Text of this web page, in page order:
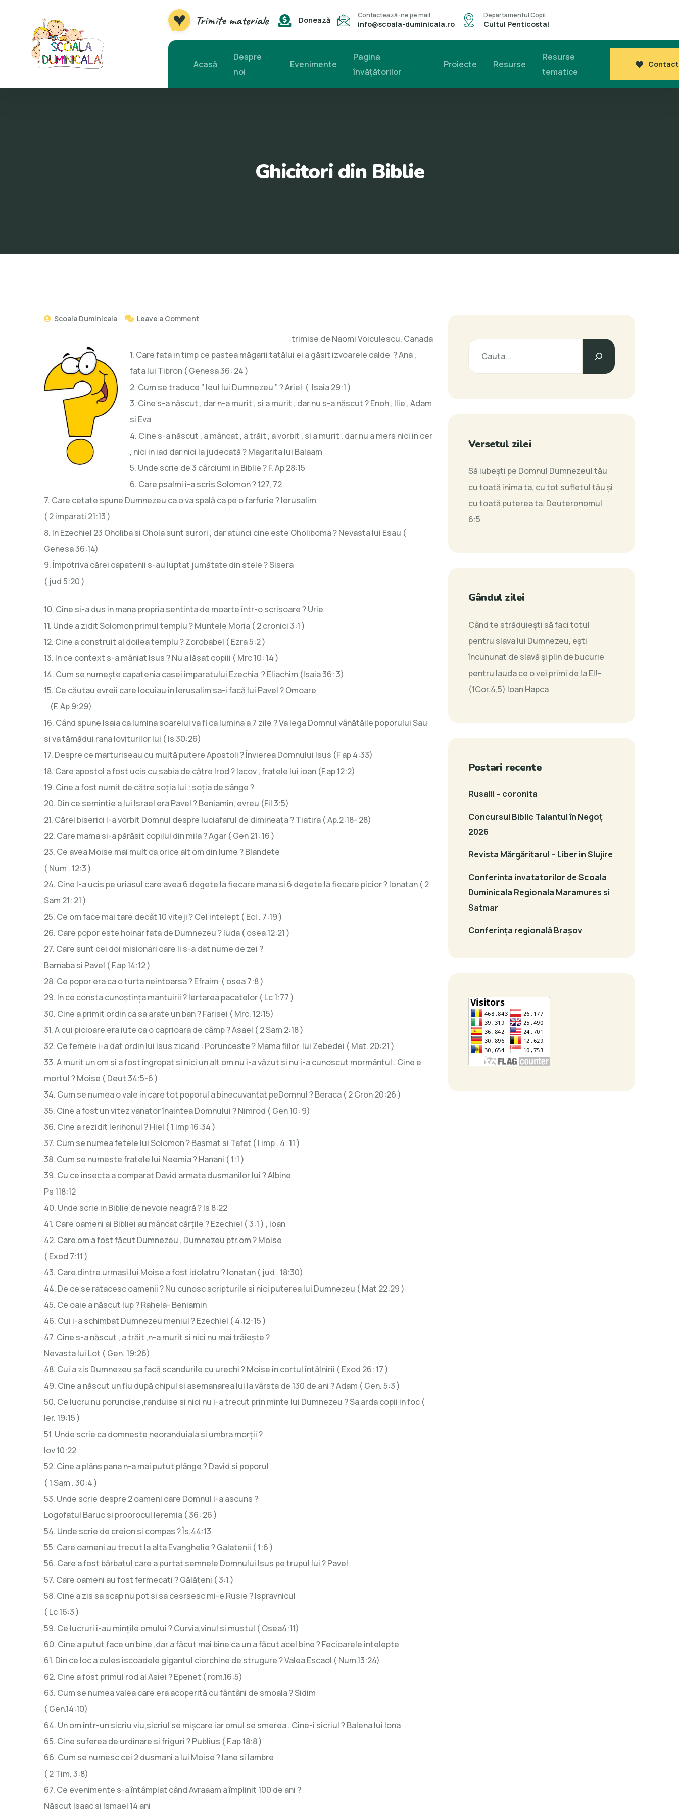
Trimite materiale Donează
Contactează-ne pe mail
info@scoala-duminicala.ro
Departamentul Copii
Cultul Penticostal
Acasă
Despre
noi
Evenimente
Pagina
învăţătorilor
Proiecte Resurse
Resurse
tematice
Contact
Ghicitori din Biblie
Scoala Duminicala Leave a Comment
trimise de Naomi Voiculescu, Canada
1. Care fata in timp ce pastea măgarii tatălui ei a găsit izvoarele calde ? Ana ,
fata lui Tibron ( Genesa 36: 24 )
2. Cum se traduce ” leul lui Dumnezeu ” ? Ariel ( Isaia 29:1 )
3. Cine s-a născut , dar n-a murit , si a murit , dar nu s-a născut ? Enoh , Ilie , Adam
si Eva
4. Cine s-a născut , a mâncat , a trăit , a vorbit , si a murit , dar nu a mers nici in cer
, nici in iad dar nici la judecată ? Magarita lui Balaam
5. Unde scrie de 3 cârciumi in Biblie ? F. Ap 28:15
6. Care psalmi i-a scris Solomon ? 127, 72
7. Care cetate spune Dumnezeu ca o va spală ca pe o farfurie ? Ierusalim
( 2 imparati 21:13 )
8. In Ezechiel 23 Oholiba si Ohola sunt surori , dar atunci cine este Oholiboma ? Nevasta lui Esau (
Genesa 36:14)
9. Împotriva cărei capatenii s-au luptat jumătate din stele ? Sisera
( jud 5:20 )
10. Cine si-a dus in mana propria sentinta de moarte într-o scrisoare ? Urie
11. Unde a zidit Solomon primul templu ? Muntele Moria ( 2 cronici 3:1 )
12. Cine a construit al doilea templu ? Zorobabel ( Ezra 5:2 )
13. In ce context s-a mâniat Isus ? Nu a lăsat copiii ( Mrc 10: 14 )
14. Cum se numește capatenia casei imparatului Ezechia ? Eliachim (Isaia 36: 3)
15. Ce căutau evreii care locuiau in Ierusalim sa-i facă lui Pavel ? Omoare
(F. Ap 9:29)
16. Când spune Isaia ca lumina soarelui va fi ca lumina a 7 zile ? Va lega Domnul vânătăile poporului Sau
si va tămădui rana loviturilor lui ( Is 30:26)
17. Despre ce marturiseau cu multă putere Apostoli ? Învierea Domnului Isus (F ap 4:33)
18. Care apostol a fost ucis cu sabia de către Irod ? Iacov , fratele lui ioan (F.ap 12:2)
19. Cine a fost numit de către soția lui : soția de sânge ?
20. Din ce semintie a lui Israel era Pavel ? Beniamin, evreu (Fil 3:5)
21. Cărei biserici i-a vorbit Domnul despre luciafarul de dimineața ? Tiatira ( Ap.2:18- 28)
22. Care mama si-a părăsit copilul din mila ? Agar ( Gen 21: 16 )
23. Ce avea Moise mai mult ca orice alt om din lume ? Blandete
( Num . 12:3 )
24. Cine l-a ucis pe uriasul care avea 6 degete la fiecare mana si 6 degete la fiecare picior ? Ionatan ( 2
Sam 21: 21 )
25. Ce om face mai tare decât 10 viteji ? Cel intelept ( Ecl . 7:19 )
26. Care popor este hoinar fata de Dumnezeu ? Iuda ( osea 12:21 )
27. Care sunt cei doi misionari care li s-a dat nume de zei ?
Barnaba si Pavel ( F.ap 14:12 )
28. Ce popor era ca o turta neintoarsa ? Efraim ( osea 7:8 )
29. In ce consta cunoștința mantuirii ? Iertarea pacatelor ( Lc 1:77 )
30. Cine a primit ordin ca sa arate un ban ? Farisei ( Mrc. 12:15)
31. A cui picioare era iute ca o caprioara de câmp ? Asael ( 2 Sam 2:18 )
32. Ce femeie i-a dat ordin lui Isus zicand : Porunceste ? Mama fiilor lui Zebedei ( Mat. 20:21 )
33. A murit un om si a fost îngropat si nici un alt om nu i-a văzut si nu i-a cunoscut mormântul . Cine e
mortul ? Moise ( Deut 34:5-6 )
34. Cum se numea o vale in care tot poporul a binecuvantat peDomnul ? Beraca ( 2 Cron 20:26 )
35. Cine a fost un vitez vanator înaintea Domnului ? Nimrod ( Gen 10: 9)
36. Cine a rezidit Ierihonul ? Hiel ( 1 imp 16:34 )
37. Cum se numea fetele lui Solomon ? Basmat si Tafat ( I imp . 4: 11 )
38. Cum se numeste fratele lui Neemia ? Hanani ( 1:1 )
39. Cu ce insecta a comparat David armata dusmanilor lui ? Albine
Ps 118:12
40. Unde scrie in Biblie de nevoie neagră ? Is 8:22
41. Care oameni ai Bibliei au mâncat cărțile ? Ezechiel ( 3:1 ) , Ioan
42. Care om a fost făcut Dumnezeu , Dumnezeu ptr.om ? Moise
( Exod 7:11 )
43. Care dintre urmasi lui Moise a fost idolatru ? Ionatan ( jud . 18:30)
44. De ce se ratacesc oamenii ? Nu cunosc scripturile si nici puterea lui Dumnezeu ( Mat 22:29 )
45. Ce oaie a născut lup ? Rahela- Beniamin
46. Cui i-a schimbat Dumnezeu meniul ? Ezechiel ( 4:12-15 )
47. Cine s-a născut , a trăit ,n-a murit si nici nu mai trăiește ?
Nevasta lui Lot ( Gen. 19:26)
48. Cui a zis Dumnezeu sa facă scandurile cu urechi ? Moise in cortul întâlnirii ( Exod 26: 17 )
49. Cine a născut un fiu după chipul si asemanarea lui la vârsta de 130 de ani ? Adam ( Gen. 5:3 )
50. Ce lucru nu poruncise ,randuise si nici nu i-a trecut prin minte lui Dumnezeu ? Sa arda copii in foc (
Ier. 19:15 )
51. Unde scrie ca domneste neoranduiala si umbra morții ?
Iov 10:22
52. Cine a plâns pana n-a mai putut plânge ? David si poporul
( 1 Sam . 30:4 )
53. Unde scrie despre 2 oameni care Domnul i-a ascuns ?
Logofatul Baruc si proorocul Ieremia ( 36: 26 )
54. Unde scrie de creion si compas ? Îs.44:13
55. Care oameni au trecut la alta Evanghelie ? Galatenii ( 1:6 )
56. Care a fost bărbatul care a purtat semnele Domnului Isus pe trupul lui ? Pavel
57. Care oameni au fost fermecati ? Gălățeni ( 3:1 )
58. Cine a zis sa scap nu pot si sa cesrsesc mi-e Rusie ? Ispravnicul
( Lc 16:3 )
59. Ce lucruri i-au mințile omului ? Curvia,vinul si mustul ( Osea4:11)
60. Cine a putut face un bine ,dar a făcut mai bine ca un a făcut acel bine ? Fecioarele intelepte
61. Din ce loc a cules iscoadele gigantul ciorchine de strugure ? Valea Escaol ( Num.13:24)
62. Cine a fost primul rod al Asiei ? Epenet ( rom.16:5)
63. Cum se numea valea care era acoperită cu fântâni de smoala ? Sidim
( Gen.14:10)
64. Un om într-un sicriu viu,sicriul se mișcare iar omul se smerea . Cine-i sicriul ? Balena lui Iona
65. Cine suferea de urdinare si friguri ? Publius ( F.ap 18:8 )
66. Cum se numesc cei 2 dusmani a lui Moise ? Iane si Iambre
( 2 Tim. 3:8)
67. Ce evenimente s-a întâmplat când Avraaam a împlinit 100 de ani ?
Născut Isaac si Ismael 14 ani
Versetul zilei
Să iubeşti pe Domnul Dumnezeul tău
cu toată inima ta, cu tot sufletul tău şi
cu toată puterea ta. Deuteronomul
6:5
Gândul zilei
Când te străduiești să faci totul
pentru slava lui Dumnezeu, ești
încununat de slavă și plin de bucurie
pentru lauda ce o vei primi de la El!-
(1Cor.4,5) Ioan Hapca
Postari recente
Rusalii – coronita
Concursul Biblic Talantul în Negoț
2026
Revista Mărgăritarul – Liber in Slujire
Conferinta invatatorilor de Scoala
Duminicala Regionala Maramures si
Satmar
Conferința regională Brașov